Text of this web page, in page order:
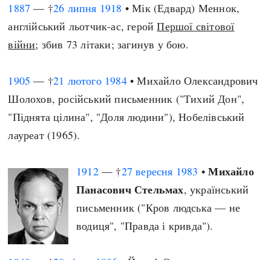
1887 — †26 липня 1918 • Мік (Едвард) Меннок,
англійський льотчик-ас, геройПершої світової
війни; збив 73 літаки; загинув у бою.
1905 — †21 лютого 1984• Михайло Олександрович
Шолохов, російський письменник ("Тихий Дон",
"Піднята цілина", "Доля людини"), Нобелівський
лауреат (1965).
1912— †27 вересня 1983 •Михайло
Панасович Стельмах, український
письменник ("Кров людська — не
водиця", "Правда і кривда").